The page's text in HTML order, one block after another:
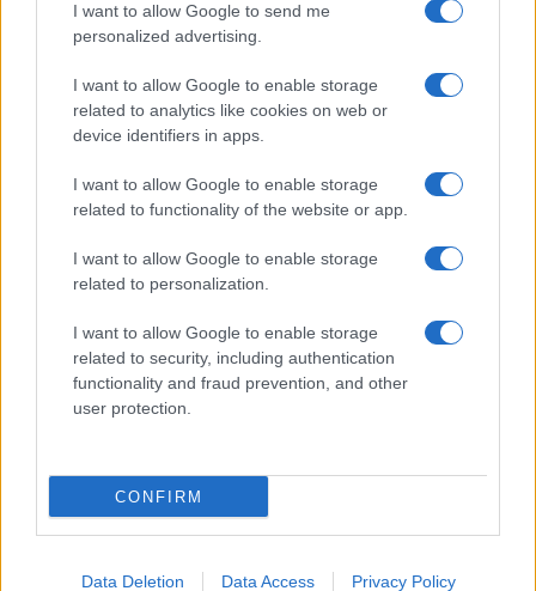
I want to allow Google to send me
personalized advertising.
I want to allow Google to enable storage
related to analytics like cookies on web or
device identifiers in apps.
I want to allow Google to enable storage
related to functionality of the website or app.
I want to allow Google to enable storage
related to personalization.
I want to allow Google to enable storage
related to security, including authentication
functionality and fraud prevention, and other
user protection.
CONFIRM
Data Deletion Data Access Privacy Policy
ricorrenti includono resistenze culturali e vincoli
cumulativa fanno la differenza.
L’insieme diadvocacydati
ciclo virtuoso: si ascoltano i bisogni, si documenta
la realtà, si propone un cambiamento e lo si
verifica. Le reti danno forza, la cura personale dà
durata, la misurazione dà direzione. In questo
di essere promessa e diventa pratica condivisa.
Staff